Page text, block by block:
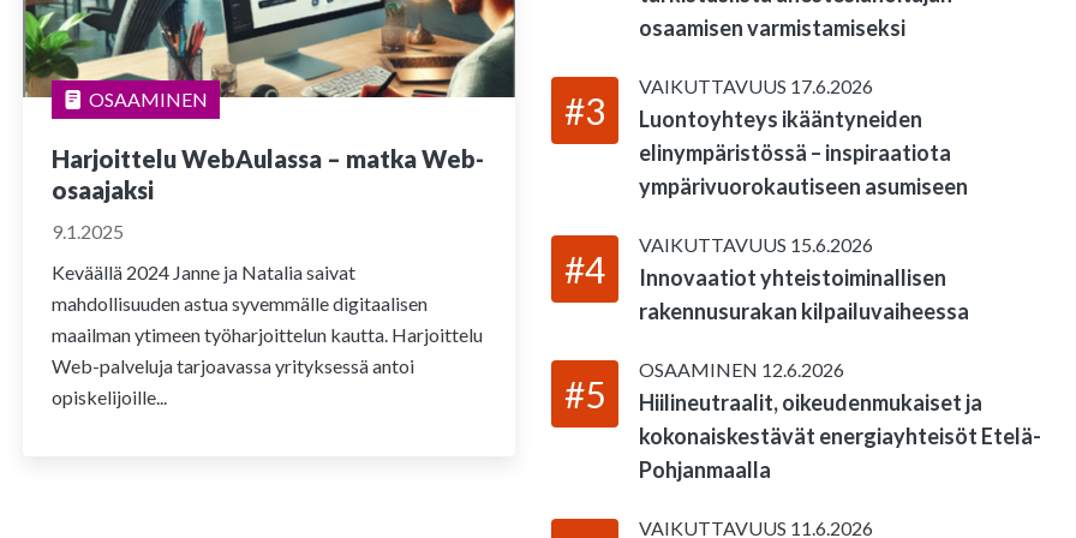
OSAAMINEN
Harjoittelu WebAulassa – matka Web-
osaajaksi
9.1.2025
Keväällä 2024 Janne ja Natalia saivat
mahdollisuuden astua syvemmälle digitaalisen
maailman ytimeen työharjoittelun kautta. Harjoittelu
Web-palveluja tarjoavassa yrityksessä antoi
opiskelijoille...
osaamisen varmistamiseksi
#3
VAIKUTTAVUUS 17.6.2026
Luontoyhteys ikääntyneiden
elinympäristössä – inspiraatiota
ympärivuorokautiseen asumiseen
#4
VAIKUTTAVUUS 15.6.2026
Innovaatiot yhteistoiminallisen
rakennusurakan kilpailuvaiheessa
#5
OSAAMINEN 12.6.2026
Hiilineutraalit, oikeudenmukaiset ja
kokonaiskestävät energiayhteisöt Etelä-
Pohjanmaalla
VAIKUTTAVUUS 11.6.2026